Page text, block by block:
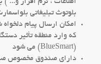
بلوتوث تبلیغاتی
امکان ارسال پیام
که وارد منطقه تأثیر
(BlueSmart) می شود
دارای صندوق مخصوص